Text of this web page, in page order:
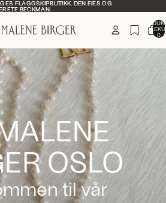
FLAGGSKIPBUTIKK. DEN EIES OG
BECKMAN.
FLAGGSKIPBUTIKK. DEN EIES OG
BECKMAN.
0
OSLO
til vår